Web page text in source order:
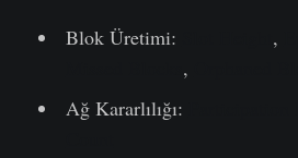
Blok Üretimi: ,
,
Ağ Kararlılığı: